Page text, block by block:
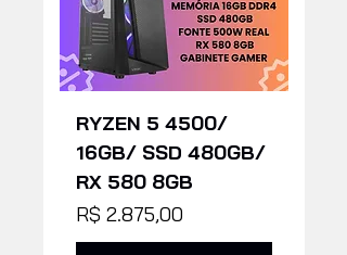
RYZEN 5 4500/
16GB/ SSD 480GB/
RX 580 8GB
Preço
R$ 2.875,00